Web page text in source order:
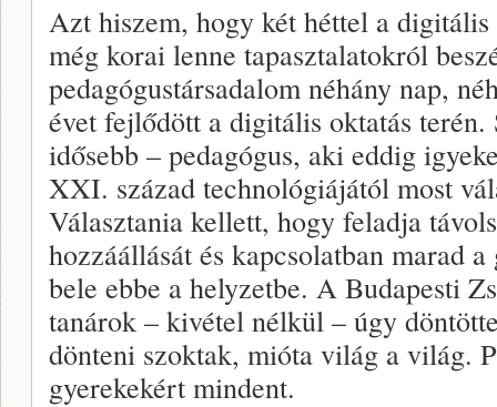
Azt hiszem, hogy két héttel a
még korai lenne tapasztalatokról
pedagógustársadalom néhány nap,
évet fejlődött a digitális oktatás terén.
idősebb – pedagógus, aki eddig
XXI. század technológiájától most
Választania kellett, hogy feladja
hozzáállását és kapcsolatban marad
bele ebbe a helyzetbe. A Budapesti
tanárok – kivétel nélkül – úgy
dönteni szoktak, mióta világ a világ.
gyerekekért mindent.